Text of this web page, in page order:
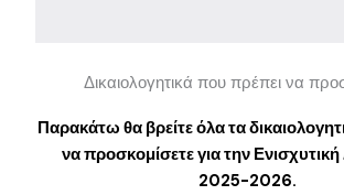
Δικαιολογητικά που πρέπει να
Παρακάτω θα βρείτε όλα τα
να προσκομίσετε για την
2025-2026.